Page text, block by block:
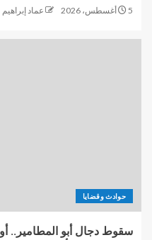
5 أغسطس، 2026 عماد إبراهيم
حوادث وقضايا
سقوط دجال أبو المطامير..